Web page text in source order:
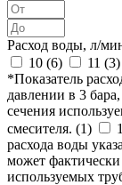
Расход воды, л/
10 (6) 11 (3)
*Показатель
давлении в 3
сечения
смесителя. (1)
расхода воды
может фактически
используемых